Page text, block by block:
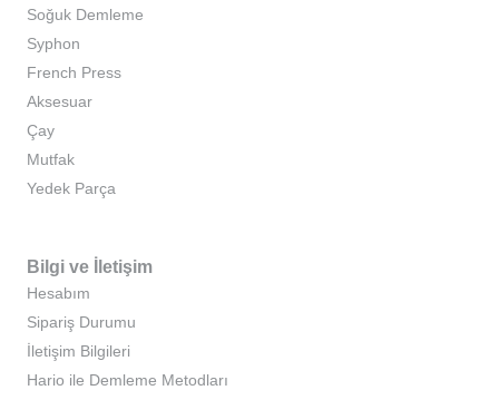
Soğuk Demleme
Syphon
French Press
Aksesuar
Çay
Mutfak
Yedek Parça
Bilgi ve İletişim
Hesabım
Sipariş Durumu
İletişim Bilgileri
Hario ile Demleme Metodları